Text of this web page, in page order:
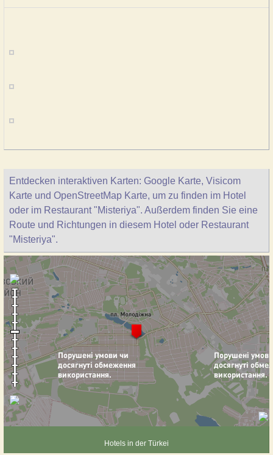
Entdecken interaktiven Karten: Google Karte, Visicom
Karte und OpenStreetMap Karte, um zu finden im Hotel
oder im Restaurant "Misteriya". Außerdem finden Sie eine
Route und Richtungen in diesem Hotel oder Restaurant
"Misteriya".
Hotels in der Türkei